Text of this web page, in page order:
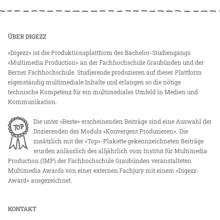
ÜBER DIGEZZ
«Digezz» ist die Produktionsplattform des Bachelor-Studiengangs
«Multimedia Production» an der Fachhochschule Graubünden und der
Berner Fachhochschule. Studierende produzieren auf dieser Plattform
eigenständig multimediale Inhalte und erlangen so die nötige
technische Kompetenz für ein multimediales Umfeld in Medien und
Kommunikation.
Die unter «Beste» erscheinenden Beiträge sind eine Auswahl der
Dozierenden des Moduls «Konvergent Produzieren». Die
zusätzlich mit der «Top»-Plakette gekennzeichneten Beiträge
wurden anlässlich des alljährlich vom Institut für Multimedia
Production (IMP) der Fachhochschule Graubünden veranstalteten
Multimedia Awards von einer externen Fachjury mit einem «Digezz-
Award» ausgezeichnet.
KONTAKT